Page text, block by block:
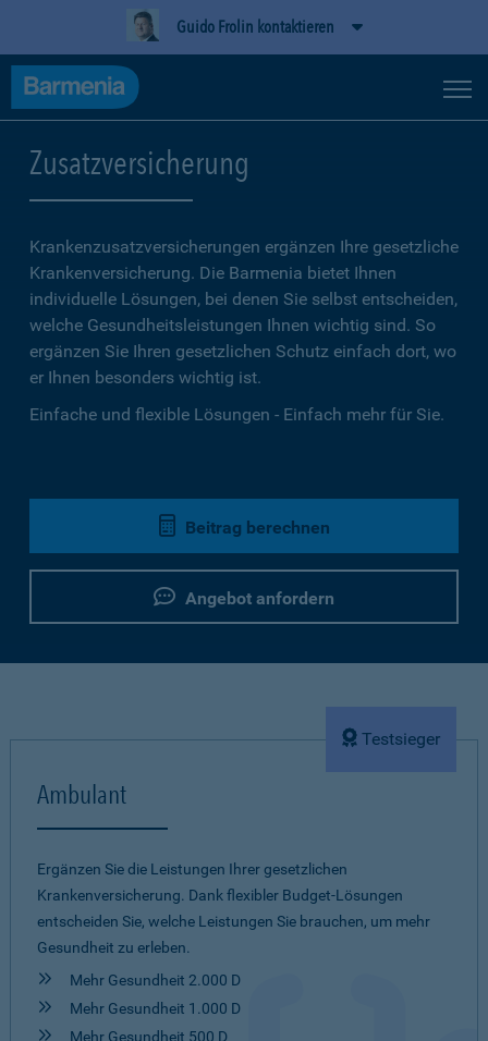
Guido Frolin kontaktieren
Zusatzversicherung
Krankenzusatzversicherungen ergänzen Ihre gesetzliche
Kranken­versicherung. Die Barmenia bietet Ihnen
individuelle Lösungen, bei denen Sie selbst entscheiden,
welche Gesundheitsleistungen Ihnen wichtig sind. So
ergänzen Sie Ihren gesetzlichen Schutz einfach dort, wo
er Ihnen besonders wichtig ist.
Einfache und flexible Lösungen - Einfach mehr für Sie.
Beitrag berechnen
Angebot anfordern
Testsieger
Ambulant
Ergänzen Sie die Leistungen Ihrer gesetzlichen
Krankenversicherung. Dank flexibler Budget-Lösungen
entscheiden Sie, welche Leistungen Sie brauchen, um mehr
Gesundheit zu erleben.
Mehr Gesundheit 2.000 D
Mehr Gesundheit 1.000 D
Mehr Gesundheit 500 D